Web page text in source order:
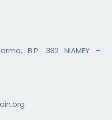
B.P. 382 NIAMEY –